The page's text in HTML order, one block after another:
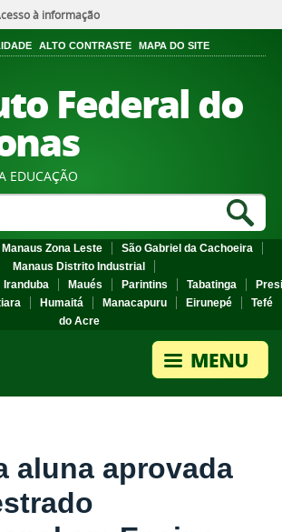
à informação
ALTO CONTRASTE MAPA DO SITE
Federal do
EDUCAÇÃO
Manaus Zona Leste
São Gabriel da Cachoeira
Manaus Distrito Industrial
Iranduba Maués Parintins Tabatinga
Humaitá Manacapuru Eirunepé
Tefé
do Acre
aluna aprovada